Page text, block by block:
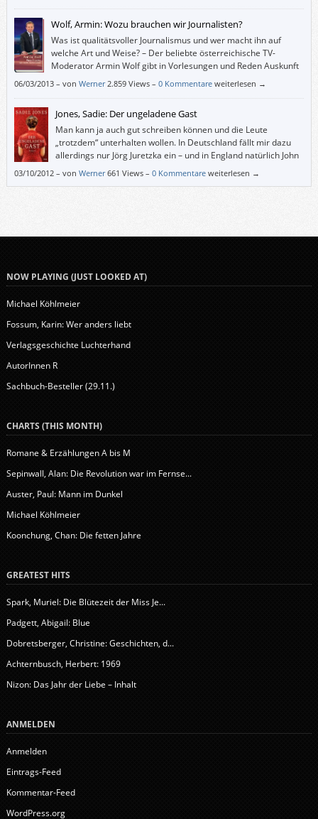
Wolf, Armin: Wozu brauchen wir Journalisten?
Was ist qualitätsvoller Journalismus und wer macht ihn auf
welche Art und Weise? – Der beliebte österreichische TV-
Moderator Armin Wolf gibt in Vorlesungen und Reden Auskunft
über E-, U- und K-Journalismus und über unsere Medienwelt.
06/03/2013– von Werner 2.859 Views – 0 Kommentare weiterlesen →
Jones, Sadie: Der ungeladene Gast
Man kann ja auch gut schreiben können und die Leute
„trotzdem“ unterhalten wollen. In Deutschland fällt mir dazu
allerdings nur Jörg Juretzka ein – und in England natürlich John
le Carré. Und seit Neuestem Sadie Jones. „Der ungeladene
03/10/2012– von Werner 661 Views – 0 Kommentare weiterlesen →
NOW PLAYING (JUST LOOKED AT)
Michael Köhlmeier
Fossum, Karin: Wer anders liebt
Verlagsgeschichte Luchterhand
AutorInnen R
Sachbuch-Besteller (29.11.)
CHARTS (THIS MONTH)
Romane & Erzählungen A bis M
Sepinwall, Alan: Die Revolution war im Fernse...
Auster, Paul: Mann im Dunkel
Michael Köhlmeier
Koonchung, Chan: Die fetten Jahre
GREATEST HITS
Spark, Muriel: Die Blütezeit der Miss Je...
Padgett, Abigail: Blue
Dobretsberger, Christine: Geschichten, d...
Achternbusch, Herbert: 1969
Nizon: Das Jahr der Liebe – Inhalt
ANMELDEN
Anmelden
Eintrags-Feed
Kommentar-Feed
WordPress.org